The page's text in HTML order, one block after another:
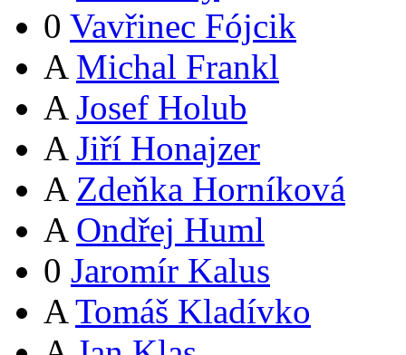
0 Vavřinec Fójcik
A Michal Frankl
A Josef Holub
A Jiří Honajzer
A Zdeňka Horníková
A Ondřej Huml
0 Jaromír Kalus
A Tomáš Kladívko